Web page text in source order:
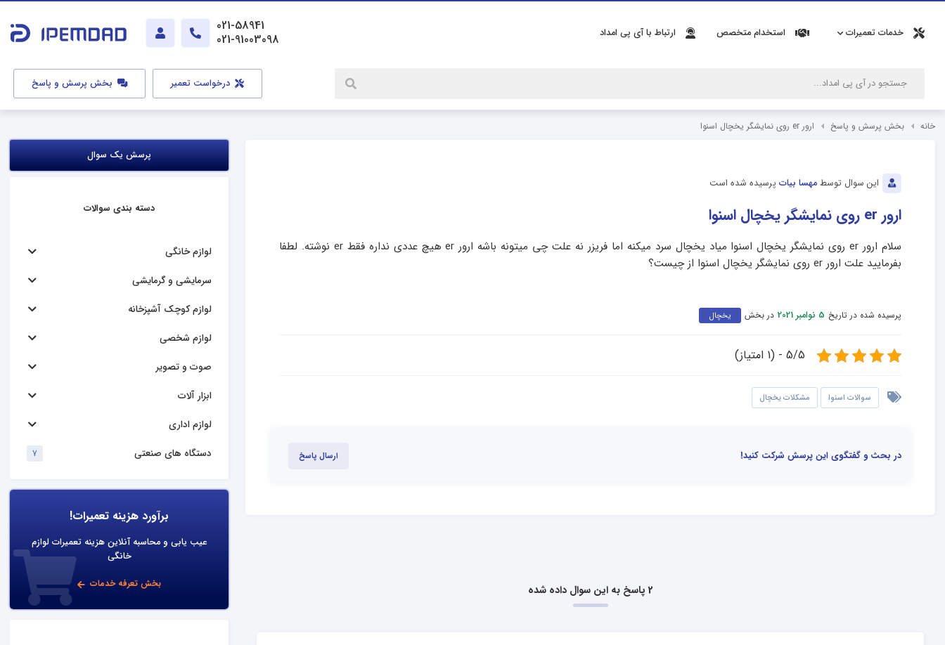
خدمات تعمیرات استخدام متخصص ارتباط با آی پی امداد
021-58941
021-91003098
درخواست تعمیر بخش پرسش و پاسخ
خانه بخش پرسش و پاسخ ارور er روی نمایشگر یخچال اسنوا
این سوال توسط مهسا بیات پرسیده شده است
ارور er روی نمایشگر یخچال اسنوا
سلام ارور er روی نمایشگر یخچال اسنوا میاد یخچال سرد میکنه اما فریزر نه علت چی میتونه باشه ارور er هیچ عددی نداره فقط er نوشته. لطفا
بفرمایید علت ارور er روی نمایشگر یخچال اسنوا از چیست؟
پرسیده شده در تاریخ 5 نوامبر 2021 در بخش یخچال
5/5 - (1 امتیاز)
سوالات اسنوا مشکلات یخچال
در بحث و گفتگوی این پرسش شرکت کنید! ارسال پاسخ
2 پاسخ به این سوال داده شده
پرسش یک سوال
دسته بندی سوالات
لوازم خانگی
سرمایشی و گرمایشی
لوازم کوچک آشپزخانه
لوازم شخصی
صوت و تصویر
ابزار آلات
لوازم اداری
دستگاه های صنعتی
7
برآورد هزینه تعمیرات!
عیب یابی و محاسبه آنلاین هزینه تعمیرات لوازم
خانگی
بخش تعرفه خدمات